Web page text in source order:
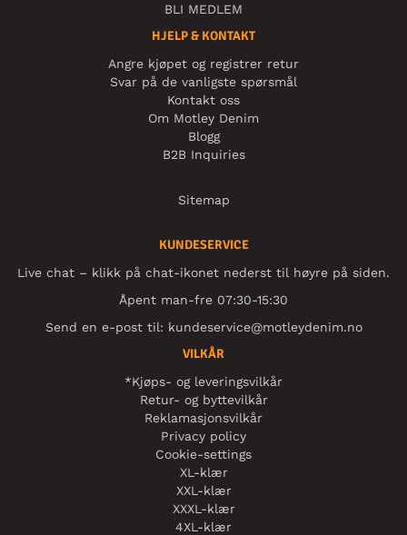
BLI MEDLEM
HJELP & KONTAKT
Angre kjøpet og registrer retur
Svar på de vanligste spørsmål
Kontakt oss
Om Motley Denim
Blogg
B2B Inquiries
Sitemap
KUNDESERVICE
Live chat – klikk på chat-ikonet nederst til høyre på siden.
Åpent man-fre 07:30-15:30
Send en e-post til: kundeservice@motleydenim.no
VILKÅR
*Kjøps- og leveringsvilkår
Retur- og byttevilkår
Reklamasjonsvilkår
Privacy policy
Cookie-settings
XL-klær
XXL-klær
XXXL-klær
4XL-klær